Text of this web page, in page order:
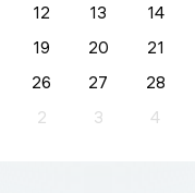
12 13 14
19 20 21
26 27 28
2 3 4